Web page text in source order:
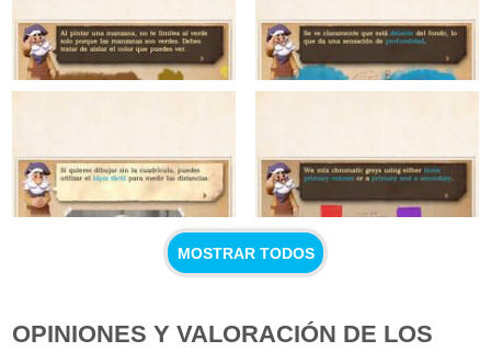
MOSTRAR TODOS
OPINIONES Y VALORACIÓN DE LOS